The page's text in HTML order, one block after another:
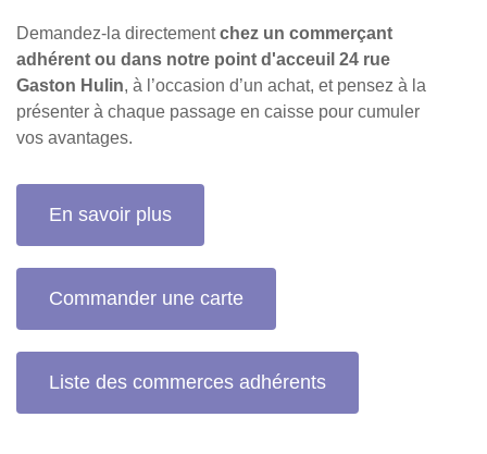
Demandez-la directementchez un commerçant
adhérent ou dans notre point d'acceuil 24 rue
Gaston Hulin, à l’occasion d’un achat, et pensez à la
présenter à chaque passage en caisse pour cumuler
vos avantages.
En savoir plus
Commander une carte
Liste des commerces adhérents